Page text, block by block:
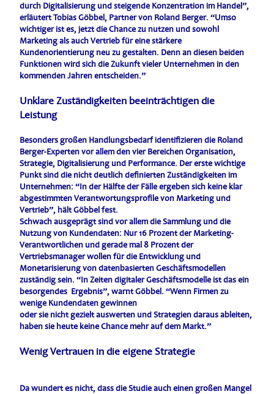
durch Digitalisierung und steigende Konzentration im Handel”,
erläutert Tobias Göbbel, Partner von Roland Berger. “Umso
wichtiger ist es, jetzt die Chance zu nutzen und sowohl
Marketing als auch Vertrieb für eine stärkere
Kundenorientierung neu zu gestalten. Denn an diesen beiden
Funktionen wird sich die Zukunft vieler Unternehmen in den
kommenden Jahren entscheiden.”
Unklare Zuständigkeiten beeinträchtigen die
Leistung
Besonders großen Handlungsbedarf identifizieren die Roland
Berger-Experten vor allem den vier Bereichen Organisation,
Strategie, Digitalisierung und Performance. Der erste wichtige
Punkt sind die nicht deutlich definierten Zuständigkeiten im
Unternehmen: “In der Hälfte der Fälle ergeben sich keine klar
abgestimmten Verantwortungsprofile von Marketing und
Vertrieb”, hält Göbbel fest.
Schwach ausgeprägt sind vor allem die Sammlung und die
Nutzung von Kundendaten: Nur 16 Prozent der Marketing-
Verantwortlichen und gerade mal 8 Prozent der
Vertriebsmanager wollen für die Entwicklung und
Monetarisierung von datenbasierten Geschäftsmodellen
zuständig sein. “In Zeiten digitaler Geschäftsmodelle ist das ein
besorgendes Ergebnis”, warnt Göbbel. “Wenn Firmen zu
wenige Kundendaten gewinnen
oder sie nicht gezielt auswerten und Strategien daraus ableiten,
haben sie heute keine Chance mehr auf dem Markt.”
Wenig Vertrauen in die eigene Strategie
Da wundert es nicht, dass die Studie auch einen großen Mangel